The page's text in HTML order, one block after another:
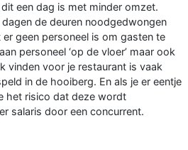
een dag is met minder omzet.
de deuren noodgedwongen
geen personeel is om gasten te
personeel ‘op de vloer’ maar ook
vinden voor je restaurant is vaak
in de hooiberg. En als je er eentje
het risico dat deze wordt
salaris door een concurrent.